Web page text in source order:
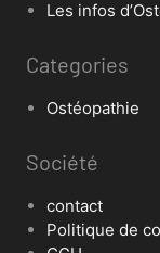
Les infos
Categories
Ostéopathie
Société
contact
Politique de